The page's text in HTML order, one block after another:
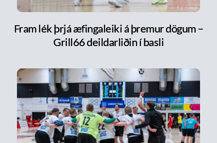
Fram lék þrjá æfingaleiki á þremur dögum –
Grill66 deildarliðin í basli